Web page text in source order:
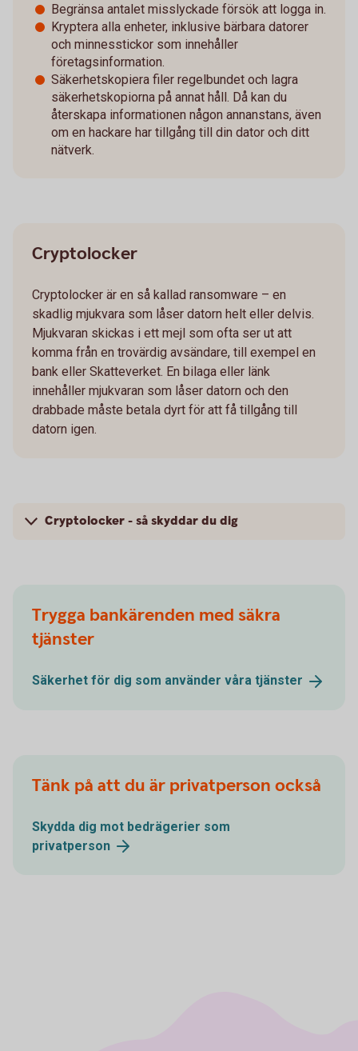
Begränsa antalet misslyckade försök att logga in.
Kryptera alla enheter, inklusive bärbara datorer
och minnesstickor som innehåller
företagsinformation.
Säkerhetskopiera filer regelbundet och lagra
säkerhetskopiorna på annat håll. Då kan du
återskapa informationen någon annanstans, även
om en hackare har tillgång till din dator och ditt
nätverk.
Cryptolocker
Cryptolocker är en så kallad ransomware – en
skadlig mjukvara som låser datorn helt eller delvis.
Mjukvaran skickas i ett mejl som ofta ser ut att
komma från en trovärdig avsändare, till exempel en
bank eller Skatteverket. En bilaga eller länk
innehåller mjukvaran som låser datorn och den
drabbade måste betala dyrt för att få tillgång till
datorn igen.
Cryptolocker - så skyddar du dig
Trygga bankärenden med säkra
tjänster
Säkerhet för dig som använder våra tjänster
Tänk på att du är privatperson också
Skydda dig mot bedrägerier som
privatperson